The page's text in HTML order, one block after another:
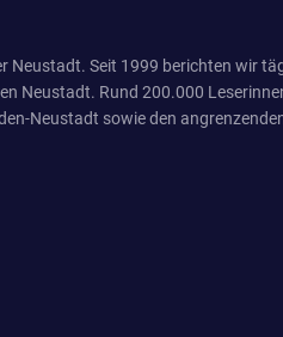
Neustadt. Seit 1999 berichten wir
Neustadt. Rund 200.000
Neustadt sowie den